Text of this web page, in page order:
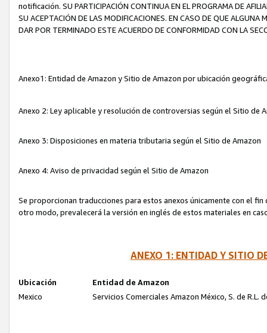
notificación. SU PARTICIPACIÓN CONTINUA EN EL PROGRAMA DE
SU ACEPTACIÓN DE LAS MODIFICACIONES. EN CASO DE QUE ALGUNA
DAR POR TERMINADO ESTE ACUERDO DE CONFORMIDAD CON LA
Anexo1: Entidad de Amazon y Sitio de Amazon por ubicación
Anexo 2: Ley aplicable y resolución de controversias según el Sitio de
Anexo 3: Disposiciones en materia tributaria según el Sitio de Amazon
Anexo 4: Aviso de privacidad según el Sitio de Amazon
Se proporcionan traducciones para estos anexos únicamente con el
otro modo, prevalecerá la versión en inglés de estos materiales en
ANEXO 1: ENTIDAD Y SITIO
Ubicación
Entidad de Amazon
Mexico
Servicios Comerciales Amazon México, S. de R.L.